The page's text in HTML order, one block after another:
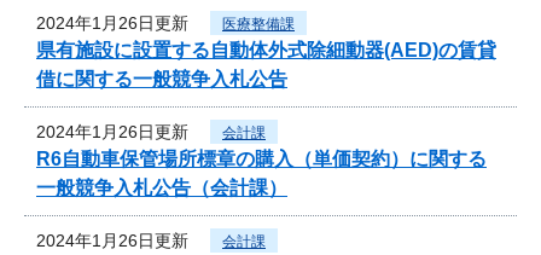
2024年1月26日更新 医療整備課
県有施設に設置する自動体外式除細動器(AED)の賃貸
借に関する一般競争入札公告
2024年1月26日更新 会計課
R6自動車保管場所標章の購入（単価契約）に関する
一般競争入札公告（会計課）
2024年1月26日更新 会計課